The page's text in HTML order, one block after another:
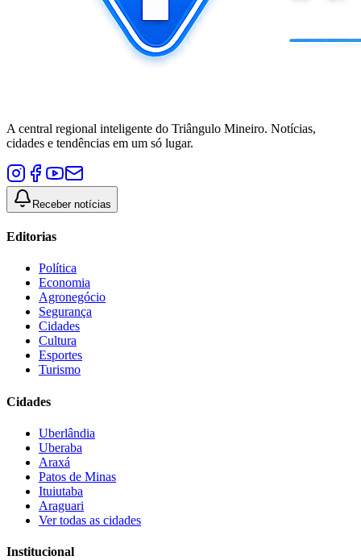
A central regional inteligente do Triângulo Mineiro. Notícias,
cidades e tendências em um só lugar.
Receber notícias
Editorias
Política
Economia
Agronegócio
Segurança
Cidades
Cultura
Esportes
Turismo
Cidades
Uberlândia
Uberaba
Araxá
Patos de Minas
Ituiutaba
Araguari
Ver todas as cidades
Institucional